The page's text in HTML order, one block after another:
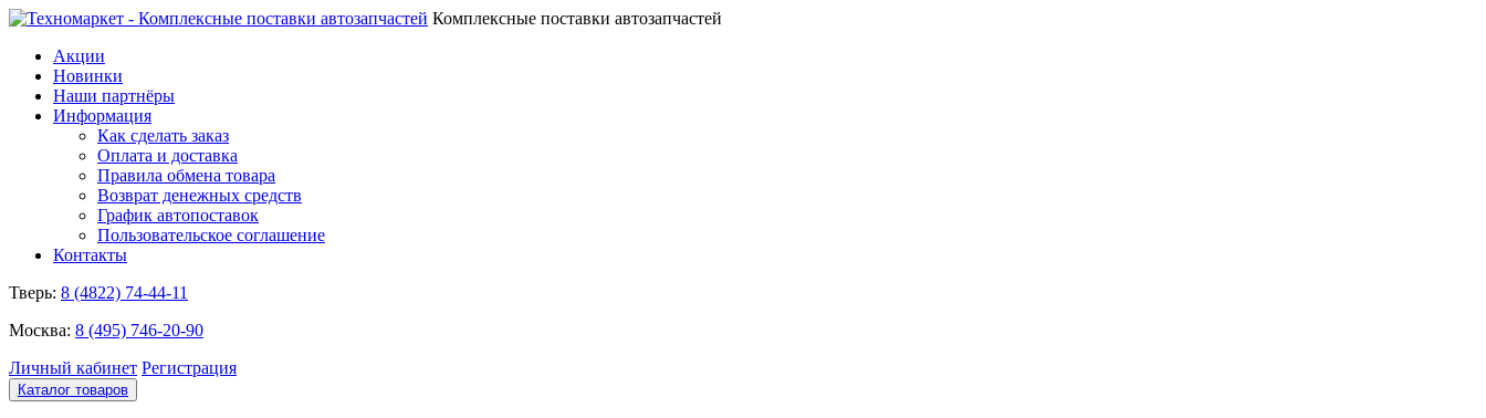
Комплексные поставки автозапчастей
Акции
Новинки
Наши партнёры
Информация
Как сделать заказ
Оплата и доставка
Правила обмена товара
Возврат денежных средств
График автопоставок
Пользовательское соглашение
Контакты
Тверь: 8 (4822) 74-44-11
Москва: 8 (495) 746-20-90
Личный кабинет Регистрация
Каталог товаров